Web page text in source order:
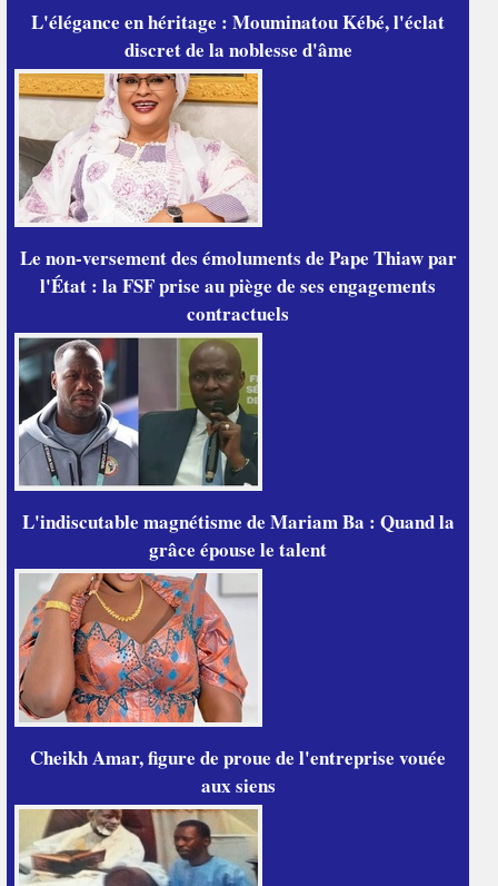
L'élégance en héritage : Mouminatou Kébé, l'éclat
discret de la noblesse d'âme
Le non-versement des émoluments de Pape Thiaw par
l'État : la FSF prise au piège de ses engagements
contractuels
L'indiscutable magnétisme de Mariam Ba : Quand la
grâce épouse le talent
Cheikh Amar, figure de proue de l'entreprise vouée
aux siens